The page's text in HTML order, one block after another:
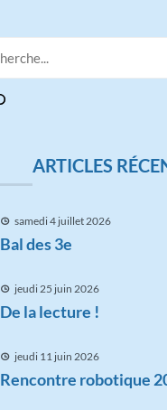
ARTICLES
samedi 4 juillet 2026
Bal des 3e
jeudi 25 juin 2026
De la lecture !
jeudi 11 juin 2026
Rencontre robotique